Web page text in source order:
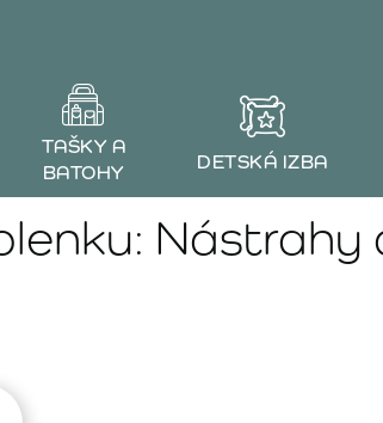
TAŠKY A
BATOHY
DETSKÁ IZBA
Nástrahy